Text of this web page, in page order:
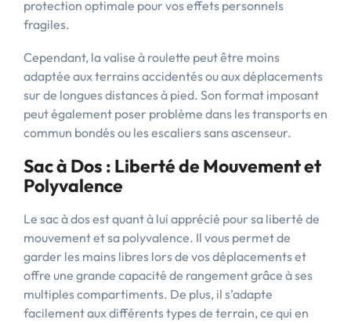
protection optimale pour vos effets personnels
fragiles.
Cependant, la valise à roulette peut être moins
adaptée aux terrains accidentés ou aux déplacements
sur de longues distances à pied. Son format imposant
peut également poser problème dans les transports en
commun bondés ou les escaliers sans ascenseur.
Sac à Dos : Liberté de Mouvement et
Polyvalence
Le sac à dos est quant à lui apprécié pour sa liberté de
mouvement et sa polyvalence. Il vous permet de
garder les mains libres lors de vos déplacements et
offre une grande capacité de rangement grâce à ses
multiples compartiments. De plus, il s’adapte
facilement aux différents types de terrain, ce qui en